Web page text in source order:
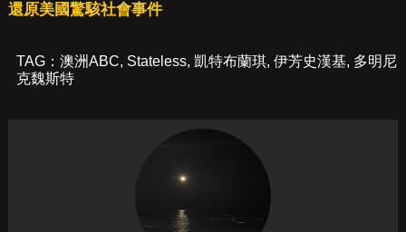
還原美國驚駭社會事件
TAG： 澳洲ABC, Stateless, 凱特布蘭琪, 伊芳史漢基, 多明尼
克魏斯特